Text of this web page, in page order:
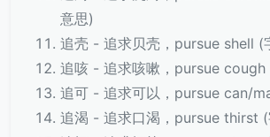
意思)
追壳 - 追求贝壳，pursue shell (
追咳 - 追求咳嗽，pursue cough
追可 - 追求可以，pursue can/
追渴 - 追求口渴，pursue thirst (